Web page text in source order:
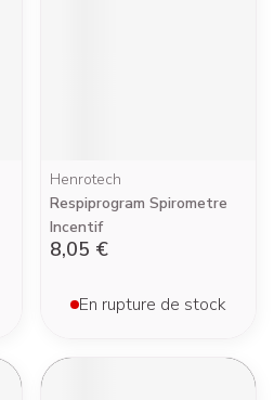
Henrotech
Respiprogram Spirometre
Incentif
8,05 €
En rupture de stock